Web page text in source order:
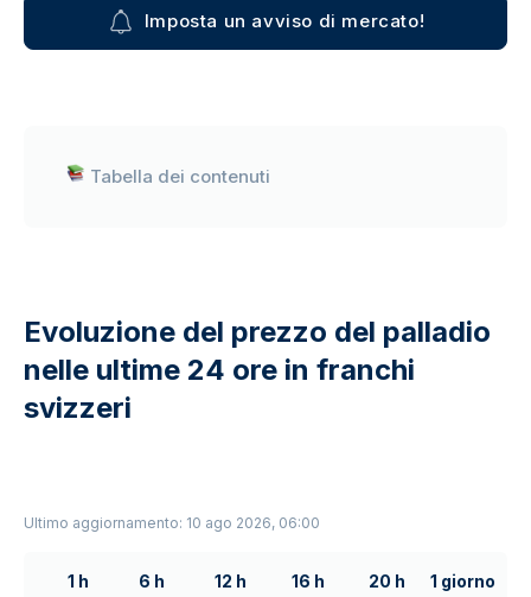
Imposta un avviso di mercato!
Tabella dei contenuti
Evoluzione del prezzo del palladio
nelle ultime 24 ore in franchi
svizzeri
Ultimo aggiornamento: 10 ago 2026, 06:00
1 h 6 h 12 h 16 h 20 h 1 giorno